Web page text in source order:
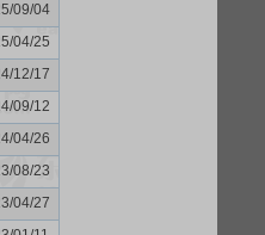
09/04
04/25
12/17
09/12
04/26
08/23
04/27